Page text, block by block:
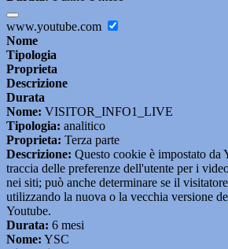
www.youtube.com
Nome
Tipologia
Proprieta
Descrizione
Durata
Nome: VISITOR_INFO1_LIVE
Tipologia: analitico
Proprieta: Terza parte
Descrizione: Questo cookie è impostato da
traccia delle preferenze dell'utente per i
nei siti; può anche determinare se il
utilizzando la nuova o la vecchia versione
Youtube.
Durata: 6 mesi
Nome: YSC